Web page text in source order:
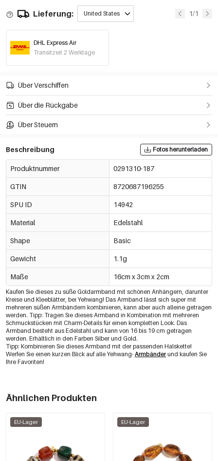
Lieferung: United States 1/1
DHL Express Air
Transitzeit 2 Werktage
Über Verschiffen
Über die Rückgabe
Über Steuern
Beschreibung Fotos herunterladen
Produktnummer 0291310-187
GTIN 8720687196255
SPU ID 14942
Material Edelstahl
Shape Basic
Gewicht 1.1g
Maße 16cm x 3cm x 2cm
Kaufen Sie dieses zu süße Goldarmband mit schönen Anhängern, darunter
Kreise und Kleeblätter, bei Yehwang! Das Armband lässt sich super mit
mehreren süßen Armbändern kombinieren, kann aber auch alleine getragen
werden. Tipp: Tragen Sie dieses Armband in Kombination mit mehreren
Schmuckstücken mit Charm-Details für einen kompletten Look. Das
Armband besteht aus Edelstahl und kann von 16 bis 19 cm getragen
werden. Erhältlich in den Farben Silber und Gold.
Tipp: Kombinieren Sie dieses Armband mit der passenden Halskette!
Werfen Sie einen kurzen Blick auf alle Yehwang- Armbänder und kaufen Sie
Ihre Favoriten!
Ähnlichen Produkten
EU-Lager EU-Lager